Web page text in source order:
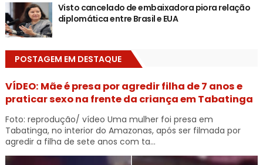
Visto cancelado de embaixadora piora relação
diplomática entre Brasil e EUA
POSTAGEM EM DESTAQUE
VÍDEO: Mãe é presa por agredir filha de 7 anos e
praticar sexo na frente da criança em Tabatinga
Foto: reprodução/ vídeo Uma mulher foi presa em
Tabatinga, no interior do Amazonas, após ser filmada por
agredir a filha de sete anos com ta...